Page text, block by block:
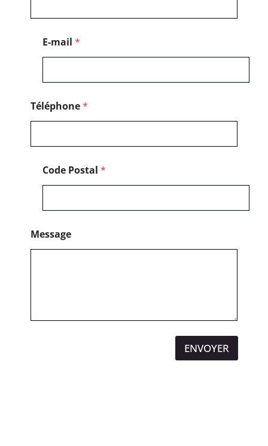
l
-
E-mail *
Téléphone*
Code Postal *
Message
ENVOYER